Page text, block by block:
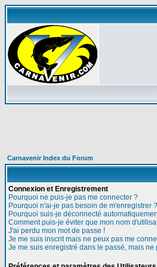
Carnavenir Index du Forum
Connexion et Enregistrement
Pourquoi ne puis-je pas me connecter ?
Pourquoi n'ai-je pas besoin de m'enregistrer ?
Pourquoi suis-je déconnecté
Comment puis-je éviter que mon nom
J'ai perdu mon mot de passe !
Je me suis inscrit mais ne peux pas me
Je me suis enregistré dans le passé, mais